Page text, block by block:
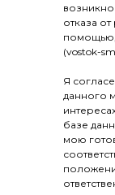
отказа
помощью,
(vostok-
Я
данного
базе
мою